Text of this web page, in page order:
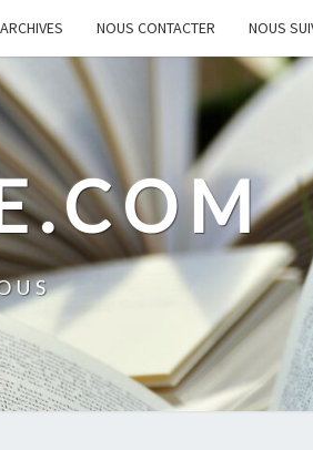
ARCHIVES NOUS CONTACTER NOUS